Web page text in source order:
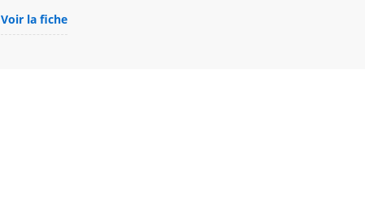
Voir la fiche